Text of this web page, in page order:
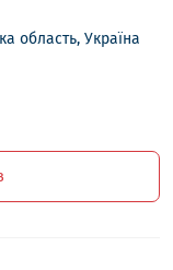
область, Україна